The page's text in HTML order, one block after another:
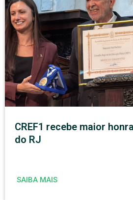
CREF1 recebe maior
do RJ
SAIBA MAIS